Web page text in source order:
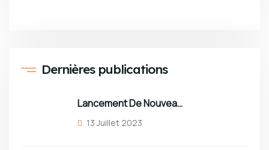
Dernières publications
Lancement De Nouveaux Décors
13 Juillet 2023